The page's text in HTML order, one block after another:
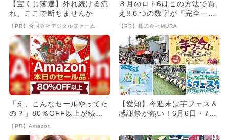
【宝くじ落選】外れ続ける流
れ、ここで断ちませんか
【PR】合同会社デジタルファーム
８月のロト6はこの方法で買
え!!６つの数字が『完全一
致』する方法
【PR】株式会社MURA
「え、こんなセールやってた
の？」80％OFF以上が続々
登場！Amazonの本気が...
【PR】Amazon
【愛知】今週末は芋フェス＆
感謝祭が熱い！6月6日・7日